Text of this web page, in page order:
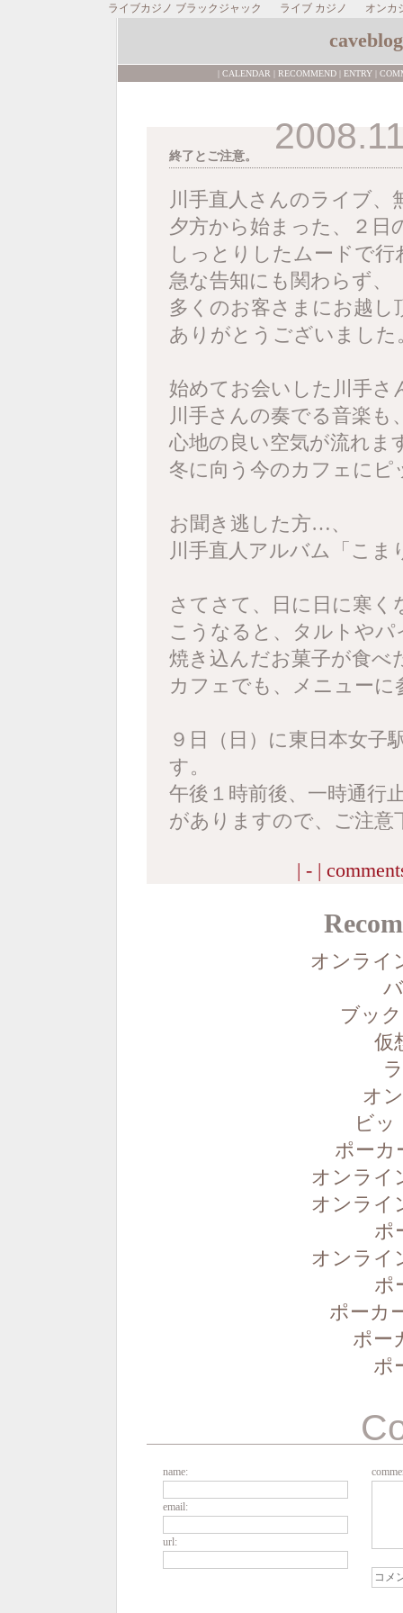
ライブカジノ ブラックジャック ライブ カジノ オンカ
caveblog
| CALENDAR | RECOMMEND| ENTRY|
終了とご注意。
川手直人さんのライブ、
夕方から始まった、２日
しっとりしたムードで
急な告知にも関わらず、
多くのお客さまにお越し
ありがとうございました
始めてお会いした川手さ
川手さんの奏でる音楽も
心地の良い空気が流れま
冬に向う今のカフェにピ
お聞き逃した方…、
川手直人アルバム「こま
さてさて、日に日に寒く
こうなると、タルトやパ
焼き込んだお菓子が食べ
カフェでも、メニューに
９日（日）に東日本女子
す。
午後１時前後、一時通行
がありますので、ご注意
| - |
オンライ
ブッ
仮
オ
ビ
ポーカ
オンライ
オンライ
ポ
オンライ
ポ
ポーカ
ポー
ポ
name:
email:
url: